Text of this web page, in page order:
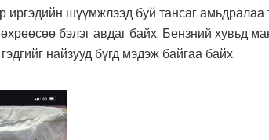
иргэдийн шүүмжлээд буй тансаг
бэлэг авдаг байх. Бензний хувьд
найзууд бүгд мэдэж байгаа байх.